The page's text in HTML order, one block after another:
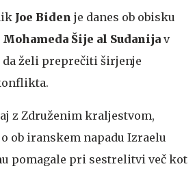
Joe Biden je danes ob obisku
Mohameda Šije al Sudanija v
da želi preprečiti širjenje
z Združenim kraljestvom,
ob iranskem napadu Izraelu
pomagale pri sestrelitvi več kot